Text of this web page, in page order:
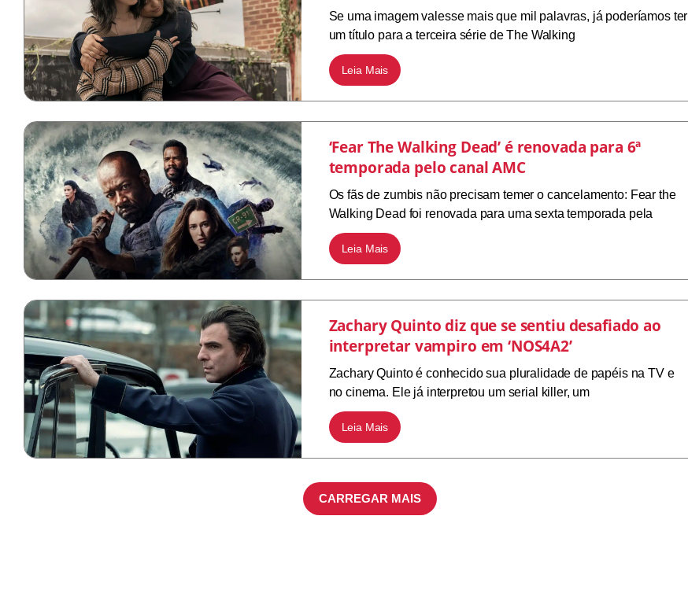
Se uma imagem valesse mais que mil palavras, já poderíamos ter
um título para a terceira série de The Walking
Leia Mais
‘Fear The Walking Dead’ é renovada para 6ª
temporada pelo canal AMC
Os fãs de zumbis não precisam temer o cancelamento: Fear the
Walking Dead foi renovada para uma sexta temporada pela
Leia Mais
Zachary Quinto diz que se sentiu desafiado ao
interpretar vampiro em ‘NOS4A2’
Zachary Quinto é conhecido sua pluralidade de papéis na TV e
no cinema. Ele já interpretou um serial killer, um
Leia Mais
CARREGAR MAIS